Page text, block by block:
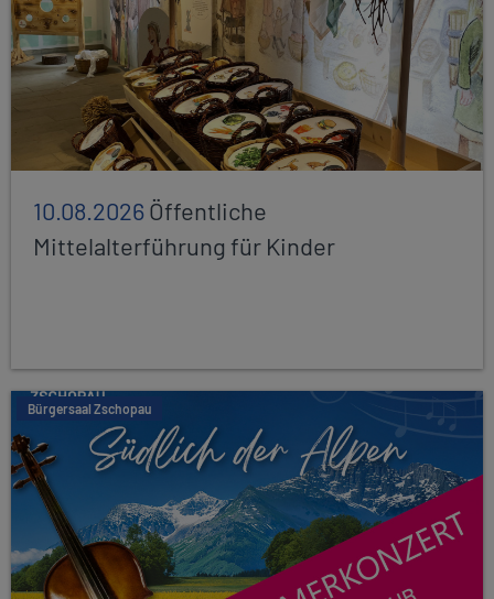
10.08.2026Öffentliche
Mittelalterführung für Kinder
Bürgersaal Zschopau